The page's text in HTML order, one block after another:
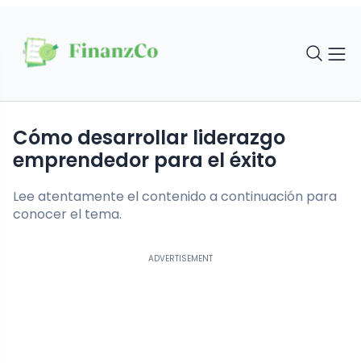
Cómo desarrollar liderazgo
emprendedor para el éxito
Lee atentamente el contenido a continuación para
conocer el tema.
ADVERTISEMENT